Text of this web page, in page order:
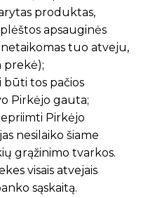
produktas,
apsauginės
tuo atveju,
prekė);
būti tos pačios
Pirkėjo gauta;
Pirkėjo
nesilaiko šiame
grąžinimo tvarkos.
visais atvejais
sąskaitą.